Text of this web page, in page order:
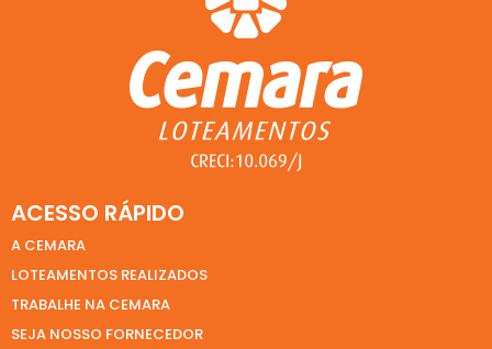
ACESSO RÁPIDO
A CEMARA
LOTEAMENTOS REALIZADOS
TRABALHE NA CEMARA
SEJA NOSSO FORNECEDOR